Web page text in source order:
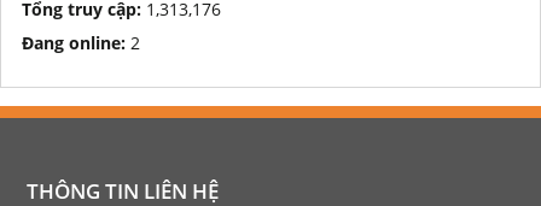
Tổng truy cập: 1,313,176
Đang online: 2
THÔNG TIN LIÊN HỆ